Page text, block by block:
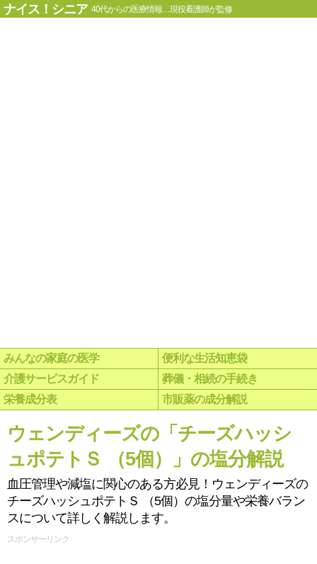
ナイス！シニア 40代からの医療情報…現役看護師が監修
みんなの家庭の医学
便利な生活知恵袋
介護サービスガイド
葬儀・相続の手続き
栄養成分表
市販薬の成分解説
ウェンディーズの「チーズハッシ
ュポテトＳ （5個）」の塩分解説
血圧管理や減塩に関心のある方必見！ウェンディーズの
チーズハッシュポテトＳ （5個）の塩分量や栄養バラン
スについて詳しく解説します。
スポンサーリンク